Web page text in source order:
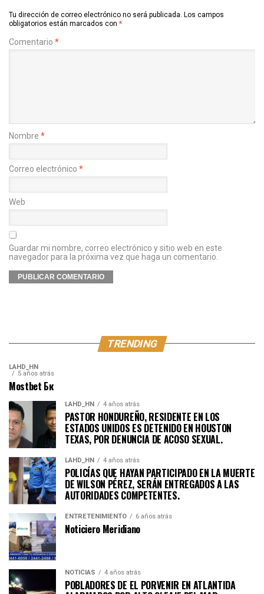
Tu dirección de correo electrónico no será publicada. Los campos
obligatorios están marcados con *
Comentario *
Nombre *
Correo electrónico *
Web
Guardar mi nombre, correo electrónico y sitio web en este
navegador para la próxima vez que haga un comentario.
TRENDING
LAHD_HN
5 años atrás
Mostbet Бк
LAHD_HN 4 años atrás
PASTOR HONDUREÑO, RESIDENTE EN LOS
ESTADOS UNIDOS ES DETENIDO EN HOUSTON
TEXAS, POR DENUNCIA DE ACOSO SEXUAL.
LAHD_HN 4 años atrás
POLICÍAS QUE HAYAN PARTICIPADO EN LA MUERTE
DE WILSON PÉREZ, SERÁN ENTREGADOS A LAS
AUTORIDADES COMPETENTES.
ENTRETENIMIENTO 6 años atrás
Noticiero Meridiano
NOTICIAS 4 años atrás
POBLADORES DE EL PORVENIR EN ATLANTIDA